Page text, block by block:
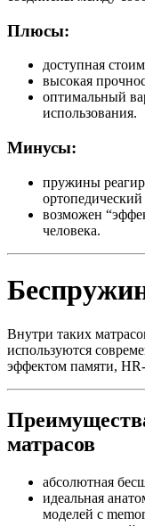
Плюсы:
доступная
высокая
оптимальный
использования.
Минусы:
пружины
возможен
человека.
Внутри таких
используются
эффектом памяти,
матрасов
абсолютная
идеальная
моделей с